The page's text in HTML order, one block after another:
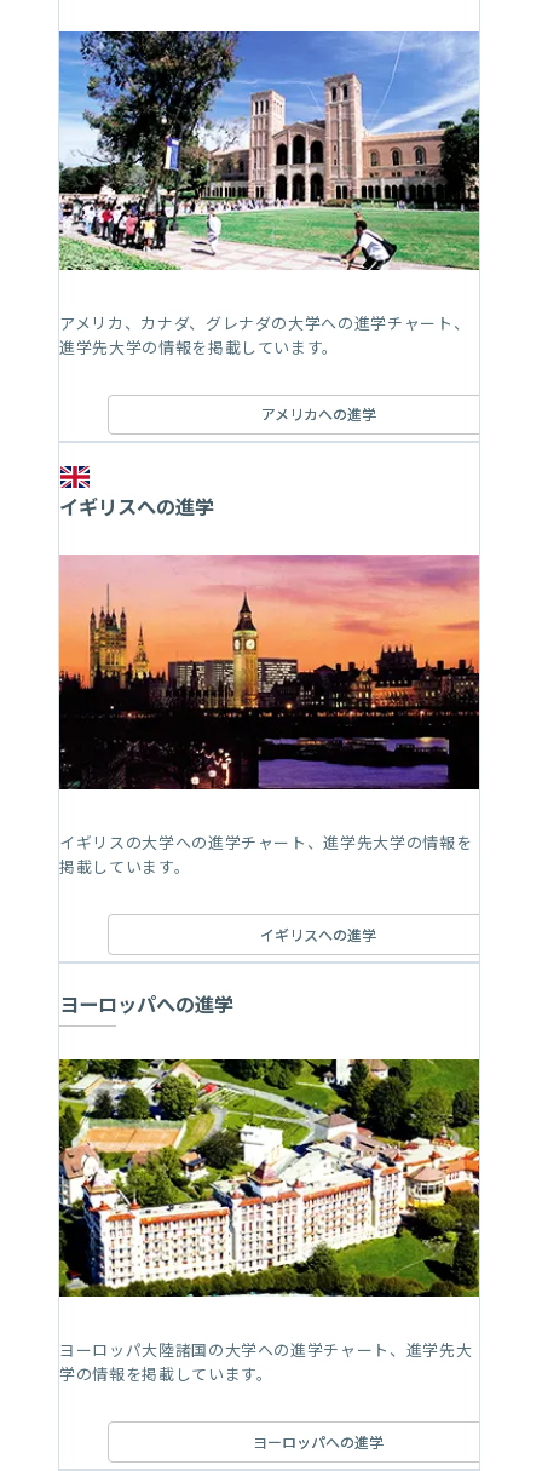
アメリカ、カナダ、グレナダの大学への進学チャート、
進学先大学の情報を掲載しています。
アメリカへの進学
イギリスへの進学
イギリスの大学への進学チャート、進学先大学の情報を
掲載しています。
イギリスへの進学
ヨーロッパへの進学
ヨーロッパ大陸諸国の大学への進学チャート、進学先大
学の情報を掲載しています。
ヨーロッパへの進学